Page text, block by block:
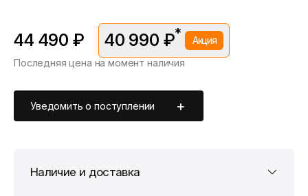
44 490 ₽ 40 990 ₽* Акция
*Скидка предоставляется в рамках временной акции.
Последняя цена на момент наличия
Уведомить о поступлении
Наличие и доставка